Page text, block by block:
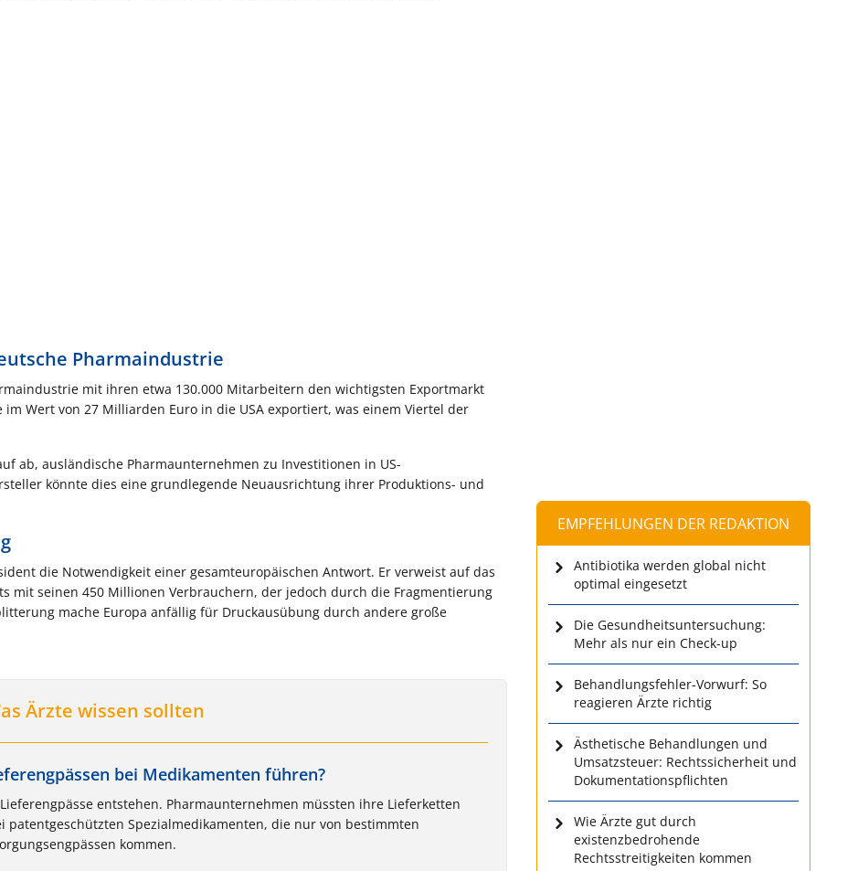
Pharmaindustrie
mit ihren etwa 130.000 Mitarbeitern den wichtigsten Exportmarkt
Wert von 27 Milliarden Euro in die USA exportiert, was einem Viertel der
ab, ausländische Pharmaunternehmen zu Investitionen in US-
könnte dies eine grundlegende Neuausrichtung ihrer Produktions- und
die Notwendigkeit einer gesamteuropäischen Antwort. Er verweist auf das
mit seinen 450 Millionen Verbrauchern, der jedoch durch die Fragmentierung
mache Europa anfällig für Druckausübung durch andere große
Ärzte wissen sollten
bei Medikamenten führen?
entstehen. Pharmaunternehmen müssten ihre Lieferketten
Spezialmedikamenten, die nur von bestimmten
kommen.
EMPFEHLUNGEN DER REDAKTION
Antibiotika werden global nicht
optimal eingesetzt
Die Gesundheitsuntersuchung:
Mehr als nur ein Check-up
Behandlungsfehler-Vorwurf: So
reagieren Ärzte richtig
Ästhetische Behandlungen und
Umsatzsteuer: Rechtssicherheit und
Dokumentationspflichten
Wie Ärzte gut durch
existenzbedrohende
Rechtsstreitigkeiten kommen